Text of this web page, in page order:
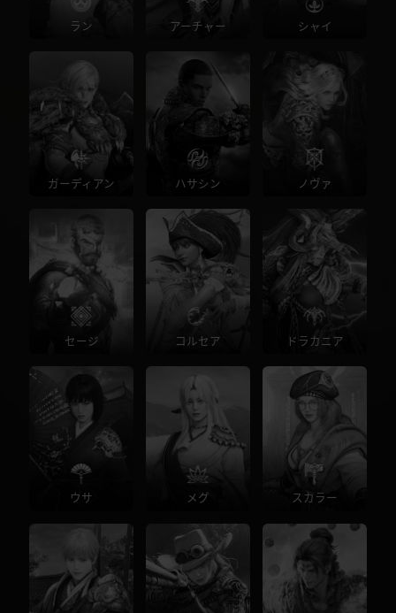
ラン アーチャー シャイ
ガーディアン ハサシン ノヴァ
セージ コルセア ドラカニア
ウサ メグ スカラー